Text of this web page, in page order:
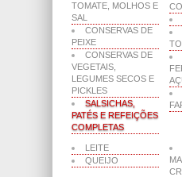
TOMATE, MOLHOS E
SAL
CONSERVAS DE
PEIXE
CONSERVAS DE
VEGETAIS,
LEGUMES SECOS E
PICKLES
SALSICHAS,
PATÉS E REFEIÇÕES
COMPLETAS
LEITE
QUEIJO